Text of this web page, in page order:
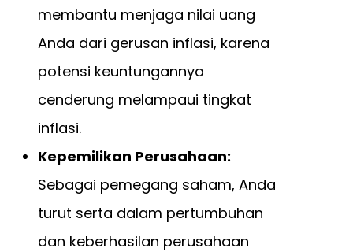
membantu menjaga nilai uang
Anda dari gerusan inflasi, karena
potensi keuntungannya
cenderung melampaui tingkat
inflasi.
Kepemilikan Perusahaan:
Sebagai pemegang saham, Anda
turut serta dalam pertumbuhan
dan keberhasilan perusahaan